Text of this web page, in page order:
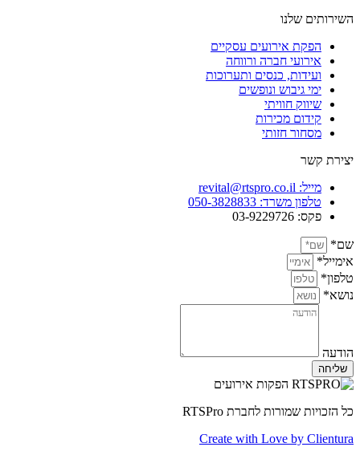
השירותים שלנו
הפקת אירועים עסקיים
אירועי חברה ורווחה
ועידות, כנסים ותערוכות
ימי גיבוש ונופשים
שיווק חוויתי
קידום מכירות
מסחור חזותי
יצירת קשר
מייל: revital@rtspro.co.il
טלפון משרד: 050-3828833
פקס: 03-9229726
שם*
אימייל*
טלפון*
נושא*
הודעה
שליחה
כל הזכויות שמורות לחברת RTSPro
Create with Love by Clientura